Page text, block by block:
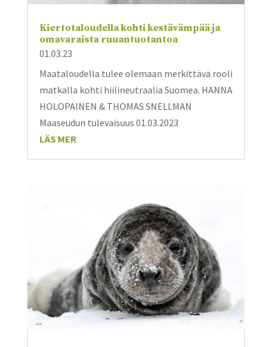
Kiertotaloudella kohti kestävämpää ja
omavaraista ruuantuotantoa
01.03.23
Maataloudella tulee olemaan merkittävä rooli
matkalla kohti hiilineutraalia Suomea. HANNA
HOLOPAINEN & THOMAS SNELLMAN
Maaseudun tulevaisuus 01.03.2023
LÄS MER